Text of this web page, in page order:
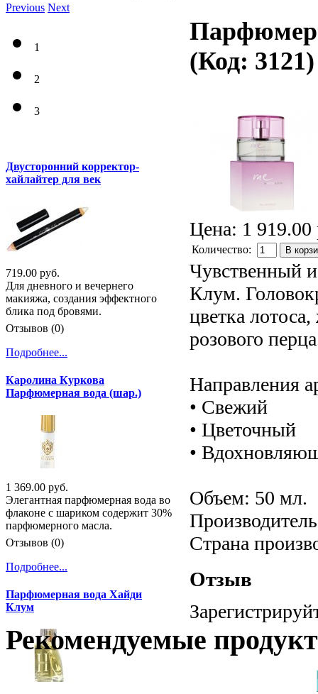
(Код: 3121)
Цена: 1 919.00
Количество: В
Чувственный
Клум.
цветка
розового
Направления
• Свежий
• Цветочный
•
Объем: 50 мл.
Страна
Отзыв
Previous Next
1
2
3
Двусторонний корректор-
хайлайтер для век
719.00 руб.
Для дневного и вечернего
макияжа, создания эффектного
блика под бровями.
Отзывов (0)
Подробнее...
Каролина Куркова
Парфюмерная вода (шар.)
1 369.00 руб.
Элегантная парфюмерная вода во
флаконе с шариком содержит 30%
парфюмерного масла.
Отзывов (0)
Подробнее...
Парфюмерная вода Хайди
Клум
Рекомендуемые